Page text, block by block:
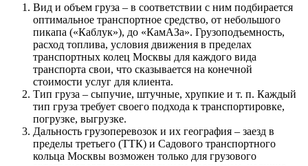
Вид и объем груза – в соответствии с ним подбирается
оптимальное транспортное средство, от небольшого
пикапа («Каблук»), до «КамАЗа». Грузоподъемность,
расход топлива, условия движения в пределах
транспортных колец Москвы для каждого вида
транспорта свои, что сказывается на конечной
стоимости услуг для клиента.
Тип груза – сыпучие, штучные, хрупкие и т. п. Каждый
тип груза требует своего подхода к транспортировке,
погрузке, выгрузке.
Дальность грузоперевозок и их география – заезд в
пределы третьего (ТТК) и Садового транспортного
кольца Москвы возможен только для грузового